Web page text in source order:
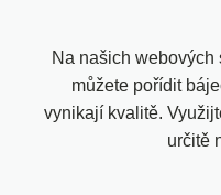
Na našich webových
můžete pořídit
vynikají kvalitě.
určitě